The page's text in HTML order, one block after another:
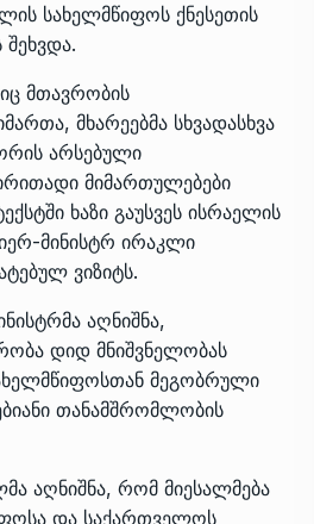
სახელმწიფოს ქნესეთის
შეხვდა.
მთავრობის
მხარეებმა სხვადასხვა
არსებული
მიმართულებები
ხაზი გაუსვეს ისრაელის
მინისტრ ირაკლი
ვიზიტს.
აღნიშნა,
დიდ მნიშვნელობას
მეგობრული
თანამშრომლობის
აღნიშნა, რომ მიესალმება
და საქართველოს